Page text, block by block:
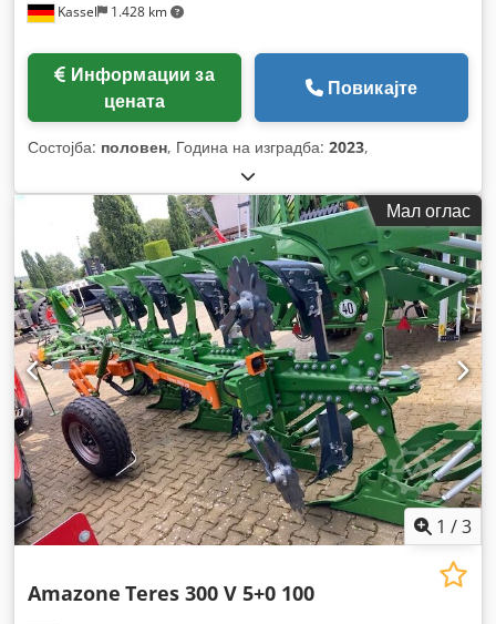
Kassel 1.428 km
цената
Повикајте
Состојба: половен, Година на изградба: 2023,
Мал оглас
1 /3
Amazone Teres 300 V 5+0 100